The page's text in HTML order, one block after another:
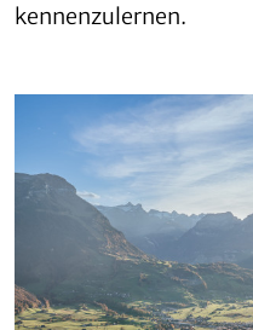
kennenzulernen.